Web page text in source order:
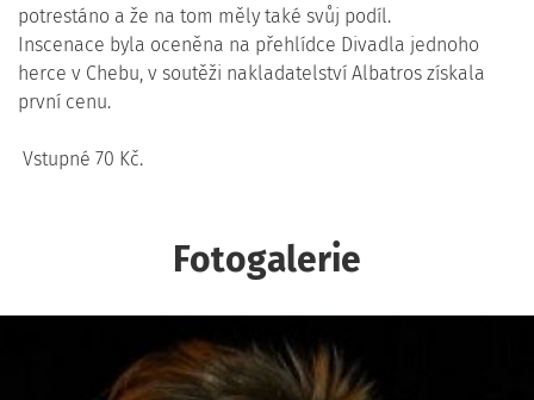
potrestáno a že na tom měly také svůj podíl.
Inscenace byla oceněna na přehlídce Divadla jednoho
herce v Chebu, v soutěži nakladatelství Albatros získala
první cenu.
Vstupné 70 Kč.
Fotogalerie